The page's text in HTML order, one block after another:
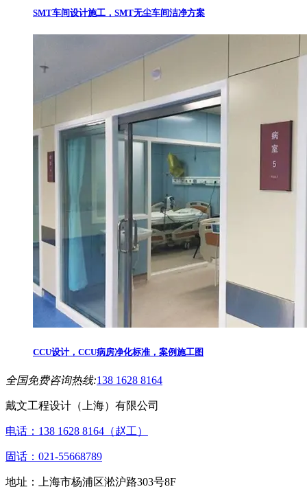
SMT车间设计施工，SMT无尘车间洁净方案
CCU设计，CCU病房净化标准，案例施工图
全国免费咨询热线:138 1628 8164
戴文工程设计（上海）有限公司
电话：138 1628 8164（赵工）
固话：021-55668789
地址：上海市杨浦区淞沪路303号8F